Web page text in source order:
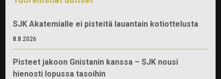
SJK Akatemialle ei pisteitä lauantain kotiottelusta
8.8.2026
Pisteet jakoon Gnistanin kanssa – SJK nousi
hienosti lopussa tasoihin